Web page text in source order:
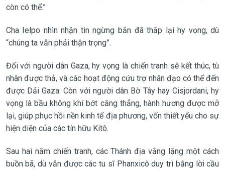
còn có thể.”
Cha Ielpo nhìn nhận tin ngừng bắn đã thắp lại hy vọng, dù
“chúng ta vẫn phải thận trọng”.
Đối với người dân Gaza, hy vọng là chiến tranh sẽ kết thúc, tù
nhân được thả, và các hoạt động cứu trợ nhân đạo có thể đến
được Dải Gaza. Còn với người dân Bờ Tây hay Cisjordani, hy
vọng là bầu không khí bớt căng thẳng, hành hương được mở
lại, giúp phục hồi nền kinh tế địa phương, vốn thiết yếu cho sự
hiện diện của các tín hữu Kitô.
Sau hai năm chiến tranh, các Thánh địa vắng lặng một cách
buồn bã, dù vẫn được các tu sĩ Phanxicô duy trì bằng lời cầu